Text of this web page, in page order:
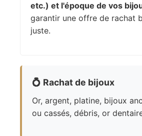
etc.) et l'époque de vos
garantir une offre de rachat
juste.
💍 Rachat de bijoux
Or, argent, platine, bijoux
ou cassés, débris, or